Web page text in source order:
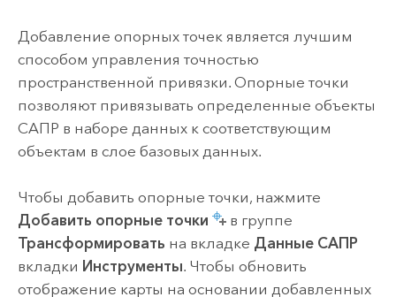
Добавление опорных точек является лучшим
способом управления точностью
пространственной привязки. Опорные точки
позволяют привязывать определенные объекты
САПР в наборе данных к соответствующим
объектам в слое базовых данных.
Чтобы добавить опорные точки, нажмите
Добавить опорные точки
в группе
Трансформировать на вкладке Данные САПР
вкладки Инструменты. Чтобы обновить
отображение карты на основании добавленных